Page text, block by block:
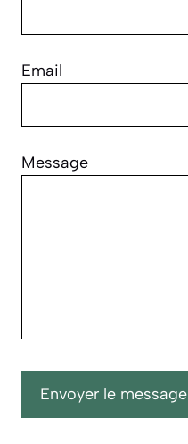
Email
Message
Envoyer le message